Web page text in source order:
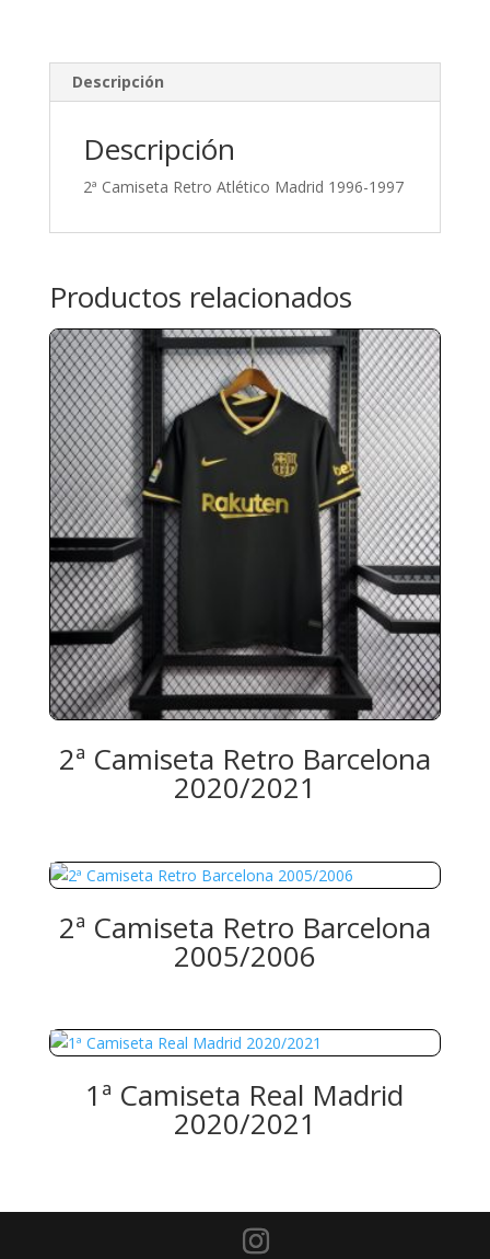
Descripción
Descripción
2ª Camiseta Retro Atlético Madrid 1996-1997
Productos relacionados
2ª Camiseta Retro Barcelona
2020/2021
2ª Camiseta Retro Barcelona
2005/2006
1ª Camiseta Real Madrid
2020/2021